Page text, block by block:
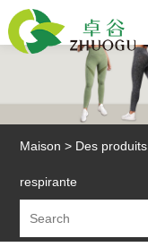
Maison > Des produits
respirante